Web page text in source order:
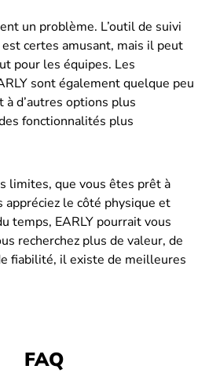
un problème. L’outil de suivi
certes amusant, mais il peut
pour les équipes. Les
sont également quelque peu
d’autres options plus
fonctionnalités plus
limites, que vous êtes prêt à
appréciez le côté physique et
temps, EARLY pourrait vous
recherchez plus de valeur, de
fiabilité, il existe de meilleures
FAQ